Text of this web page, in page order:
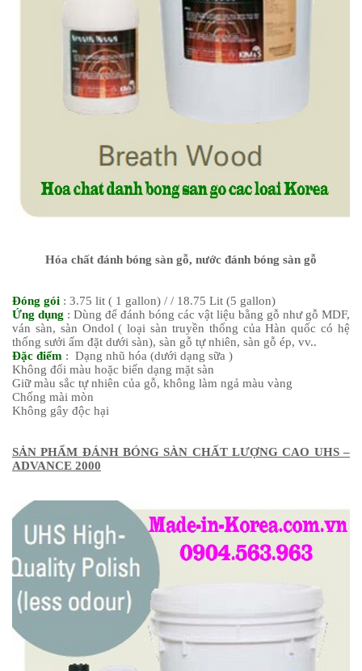
Hóa chất đánh bóng sàn gỗ, nước đánh bóng sàn gỗ
Đóng gói : 3.75 lit ( 1 gallon) / / 18.75 Lit (5 gallon)
Ứng dụng : Dùng để đánh bóng các vật liệu bằng gỗ như gỗ MDF,
ván sàn, sàn Ondol ( loại sàn truyền thống của Hàn quốc có hệ
thống sưởi ấm đặt dưới sàn), sàn gỗ tự nhiên, sàn gỗ ép, vv..
Đặc điểm : Dạng nhũ hóa (dưới dạng sữa )
Không đổi màu hoặc biến dạng mặt sàn
Giữ màu sắc tự nhiên của gỗ, không làm ngả màu vàng
Chống mài mòn
Không gây độc hại
SẢN PHẨM ĐÁNH BÓNG SÀN CHẤT LƯỢNG CAO UHS –
ADVANCE 2000